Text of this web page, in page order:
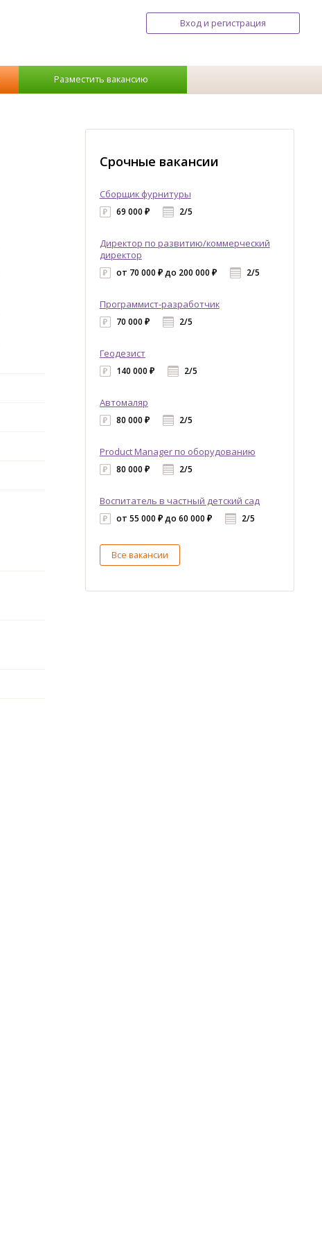
Вход и регистрация
Разместить вакансию
Срочные вакансии
Сборщик фурнитуры
69 000 ₽ 2/5
Директор по развитию/коммерческий
директор
от 70 000 ₽ до 200 000 ₽ 2/5
Программист-разработчик
70 000 ₽ 2/5
Геодезист
140 000 ₽ 2/5
Автомаляр
80 000 ₽ 2/5
Product Manager по оборудованию
80 000 ₽ 2/5
Воспитатель в частный детский сад
от 55 000 ₽ до 60 000 ₽ 2/5
Все вакансии